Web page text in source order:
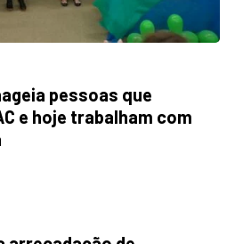
pessoas que
e hoje trabalham com